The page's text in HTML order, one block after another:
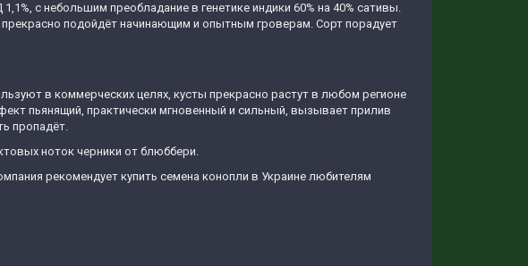
с небольшим преобладание в генетике индики 60% на 40% сативы.
подойдёт начинающим и опытным гроверам. Сорт порадует
в коммерческих целях, кусты прекрасно растут в любом регионе
пьянящий, практически мгновенный и сильный, вызывает прилив
пропадёт.
ноток черники от блюббери.
рекомендует купить семена конопли в Украине любителям